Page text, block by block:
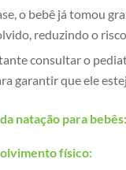
o bebê já tomou
reduzindo o
consultar o
garantir que ele
natação para bebês:
físico: